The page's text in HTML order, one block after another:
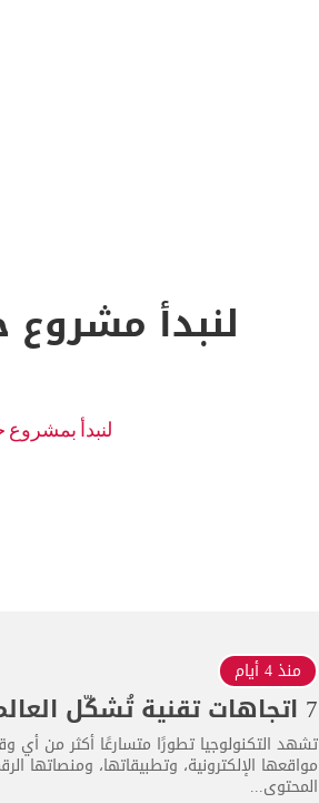
لنبدأ مشروع
منذ 4 أيام
7 اتجاهات تقنية تُشكّل العالم الرقمي في عام 2026
مواقعها الإلكترونية، وتطبيقاتها، ومنصاتها
المحتوى...